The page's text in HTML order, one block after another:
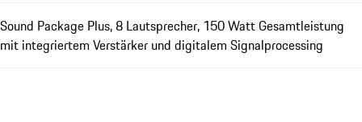
Sound Package Plus, 8 Lautsprecher, 150 Watt Gesamtleistung
mit integriertem Verstärker und digitalem Signalprocessing